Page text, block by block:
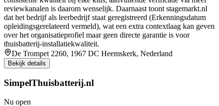
reviewkanalen is daarom wenselijk. Daarnaast toont stagemarkt.nl
dat het bedrijf als leerbedrijf staat geregistreerd (Erkenningsdatum
opleidingsgerelateerd vermeld), wat een extra contextlaag kan geven
over het organisatieprofiel maar geen directe garantie is voor
thuisbatterij-installatiekwaliteit.
De Trompet 2260, 1967 DC Heemskerk, Nederland
Bekijk details
SimpelThuisbatterij.nl
Nu open